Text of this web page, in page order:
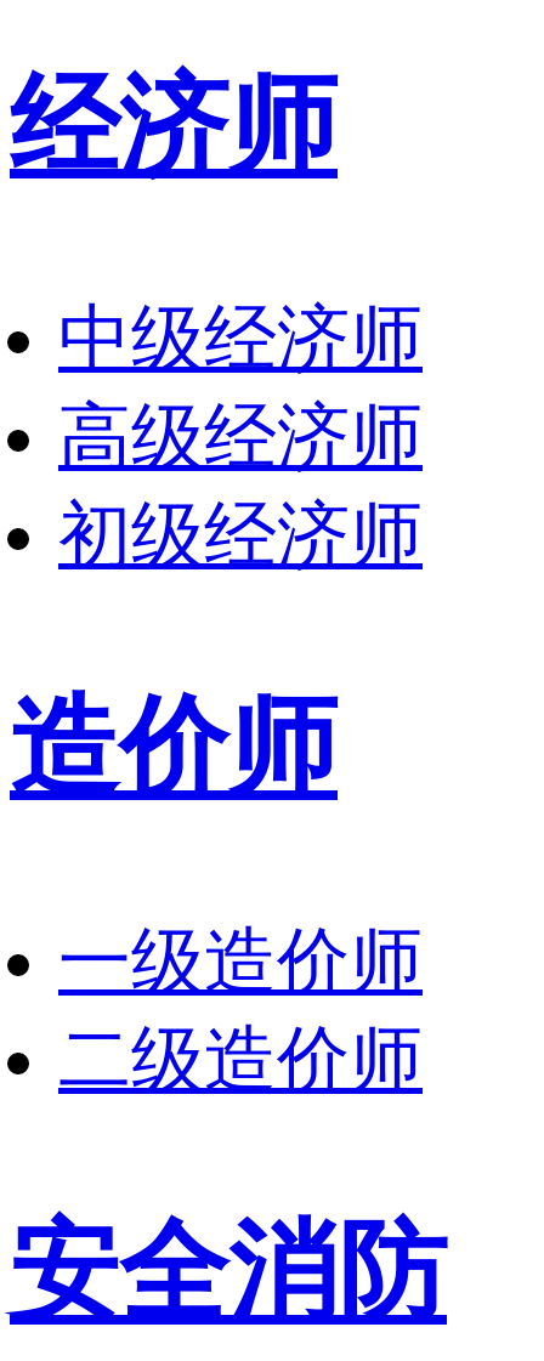
经济师
中级经济师
高级经济师
初级经济师
造价师
一级造价师
二级造价师
安全消防